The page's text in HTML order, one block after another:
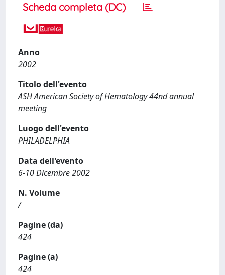
Scheda completa (DC)
Anno
2002
Titolo dell'evento
ASH American Society of Hematology 44nd annual
meeting
Luogo dell'evento
PHILADELPHIA
Data dell'evento
6-10 Dicembre 2002
N. Volume
/
Pagine (da)
424
Pagine (a)
424